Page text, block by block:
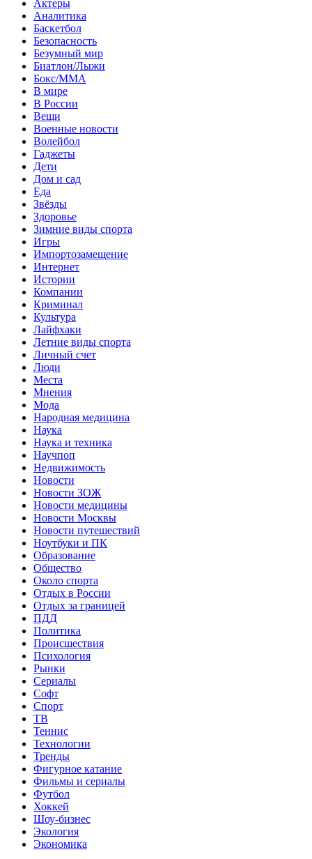
Актеры
Аналитика
Баскетбол
Безопасность
Безумный мир
Биатлон/Лыжи
Бокс/MMA
В мире
В России
Вещи
Военные новости
Волейбол
Гаджеты
Дети
Дом и сад
Еда
Звёзды
Здоровье
Зимние виды спорта
Игры
Импортозамещение
Интернет
Истории
Компании
Криминал
Культура
Лайфхаки
Летние виды спорта
Личный счет
Люди
Места
Мнения
Мода
Народная медицина
Наука
Наука и техника
Научпоп
Недвижимость
Новости
Новости ЗОЖ
Новости медицины
Новости Москвы
Новости путешествий
Ноутбуки и ПК
Образование
Общество
Около спорта
Отдых в России
Отдых за границей
ПДД
Политика
Происшествия
Психология
Рынки
Сериалы
Софт
Спорт
ТВ
Теннис
Технологии
Тренды
Фигурное катание
Фильмы и сериалы
Футбол
Хоккей
Шоу-бизнес
Экология
Экономика